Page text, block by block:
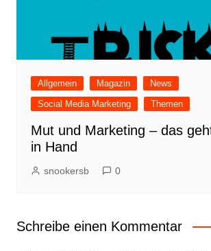
Allgemein Magazin
News
Social Media Marketing
Themen
Mut und Marketing – das
in Hand
snookersb 0
Schreibe einen Kommentar